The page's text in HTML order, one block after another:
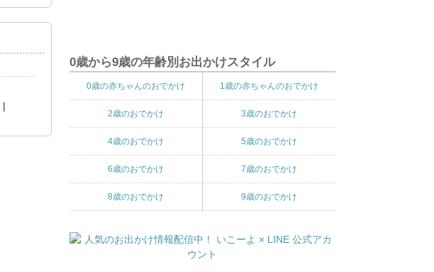
0歳から9歳の年齢別お出かけスタイル
0歳の赤ちゃんのおでかけ 1歳の赤ちゃんのおでかけ
2歳のおでかけ 3歳のおでかけ
4歳のおでかけ 5歳のおでかけ
6歳のおでかけ 7歳のおでかけ
8歳のおでかけ 9歳のおでかけ